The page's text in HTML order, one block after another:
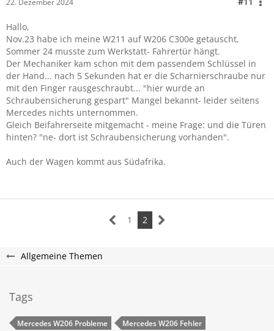
22. Dezember 2024
Hallo,
Nov.23 habe ich meine W211 auf W206 C300e getauscht,
Sommer 24 musste zum Werkstatt- Fahrertür hängt.
Der Mechaniker kam schon mit dem passendem Schlüssel in
der Hand... nach 5 Sekunden hat er die Scharnierschraube nur
mit den Finger rausgeschraubt... "hier wurde an
Schraubensicherung gespart" Mangel bekannt- leider seitens
Mercedes nichts unternommen.
Gleich Beifahrerseite mitgemacht - meine Frage: und die Türen
hinten? "ne- dort ist Schraubensicherung vorhanden".
Auch der Wagen kommt aus Südafrika.
1 2
Allgemeine Themen
Tags
Mercedes W206 Probleme Mercedes W206 Fehler